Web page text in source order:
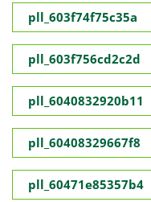
pll_603f74f75c35a
pll_603f756cd2c2d
pll_6040832920b11
pll_60408329667f8
pll_60471e85357b4